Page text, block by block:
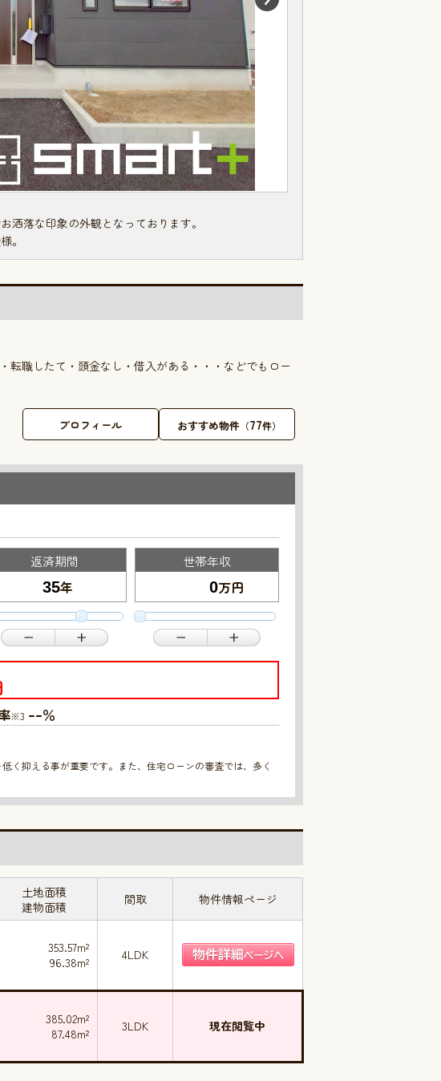
洒落な印象の外観となっております。
。
職したて・頭金なし・借入がある・・・などでもロー
プロフィール おすすめ物件 （77件）
返済期間
年
世帯年収
万円
※3 --％
抑える事が重要です。また、住宅ローンの審査では、多く
土地面積
建物面積
間取 物件情報ページ
353.57m²
96.38m²
4LDK
385.02m²
87.48m²
3LDK 現在閲覧中